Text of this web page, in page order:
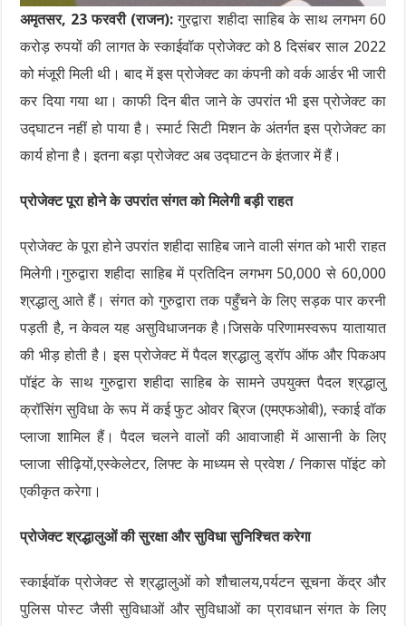
अमृतसर, 23 फरवरी (राजन):गुरद्वारा शहीदा साहिब के साथ लगभग 60
करोड़ रुपयों की लागत के स्काईवॉक प्रोजेक्ट को 8 दिसंबर साल 2022
को मंजूरी मिली थी। बाद में इस प्रोजेक्ट का कंपनी को वर्क आर्डर भी जारी
कर दिया गया था। काफी दिन बीत जाने के उपरांत भी इस प्रोजेक्ट का
उद्घाटन नहीं हो पाया है। स्मार्ट सिटी मिशन के अंतर्गत इस प्रोजेक्ट का
कार्य होना है। इतना बड़ा प्रोजेक्ट अब उद्घाटन के इंतजार में हैं।
प्रोजेक्ट पूरा होने के उपरांत संगत को मिलेगी बड़ी राहत
प्रोजेक्ट के पूरा होने उपरांत शहीदा साहिब जाने वाली संगत को भारी राहत
मिलेगी।गुरुद्वारा शहीदा साहिब में प्रतिदिन लगभग 50,000 से 60,000
श्रद्धालु आते हैं। संगत को गुरुद्वारा तक पहुँचने के लिए सड़क पार करनी
पड़ती है, न केवल यह असुविधाजनक है।जिसके परिणामस्वरूप यातायात
की भीड़ होती है। इस प्रोजेक्ट में पैदल श्रद्धालु ड्रॉप ऑफ और पिकअप
पॉइंट के साथ गुरुद्वारा शहीदा साहिब के सामने उपयुक्त पैदल श्रद्धालु
क्रॉसिंग सुविधा के रूप में कई फुट ओवर ब्रिज (एमएफओबी), स्काई वॉक
प्लाजा शामिल हैं। पैदल चलने वालों की आवाजाही में आसानी के लिए
प्लाजा सीढ़ियों,एस्केलेटर, लिफ्ट के माध्यम से प्रवेश / निकास पॉइंट को
एकीकृत करेगा।
प्रोजेक्ट श्रद्धालुओं की सुरक्षा और सुविधा सुनिश्चित करेगा
स्काईवॉक प्रोजेक्ट से श्रद्धालुओं को शौचालय,पर्यटन सूचना केंद्र और
पुलिस पोस्ट जैसी सुविधाओं और सुविधाओं का प्रावधान संगत के लिए